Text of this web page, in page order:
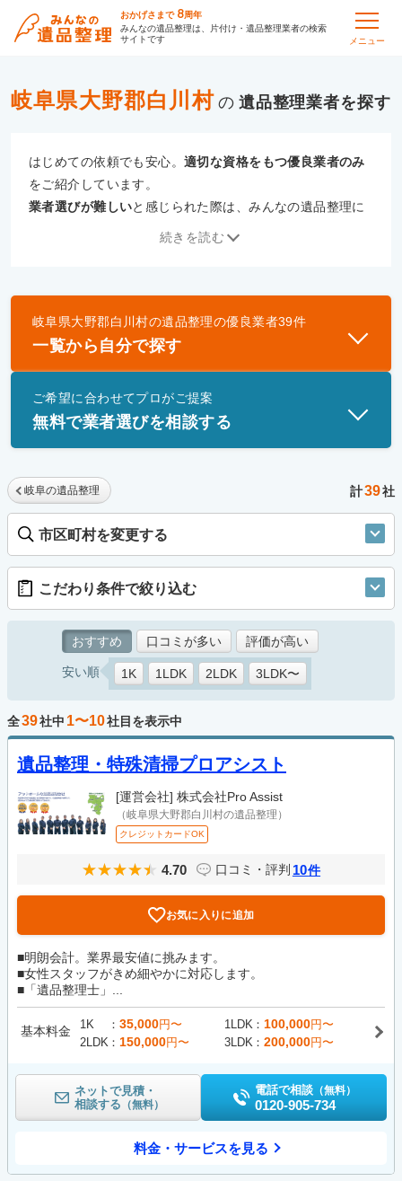
おかげさまで 8周年
みんなの遺品整理は、片付け・遺品整理業者の検索
サイトです
メニュー
岐阜県大野郡白川村 の 遺品整理
はじめての依頼でも安心。適切な資格をもつ優良業者のみ
をご紹介しています。
業者選びが難しいと感じられた際は、みんなの遺品整理に
優良業者とは
一般財団法人遺品整理認定協会、および一般社団法
士」資格を持つ事業者のみ掲載しています。
続きを読む
岐阜県大野郡白川村の遺品整理の優良業者39件
一覧から自分で探す
ご希望に合わせてプロがご提案
無料で業者選びを相談する
岐阜の遺品整理 計39社
市区町村を変更する
こだわり条件で絞り込む
おすすめ 口コミが多い 評価が高い
安い順 1K 1LDK 2LDK 3LDK〜
全39社中 1〜10社目を表示中
遺品整理・特殊清掃プロアシスト
[運営会社] 株式会社Pro Assist
（岐阜県大野郡白川村の遺品整理）
クレジットカードOK
4.70 口コミ・評判 10件
お気に入りに追加
■明朗会計。業界最安値に挑みます。
■女性スタッフがきめ細やかに対応します。
■「遺品整理士」...
基本料金 1K 35,000円〜 1LDK 100,000円〜
2LDK
150,000円〜 3LDK 200,000円〜
ネットで見積・
相談する （無料）
電話で相談 （無料）
0120-905-734
料金・サービスを見る